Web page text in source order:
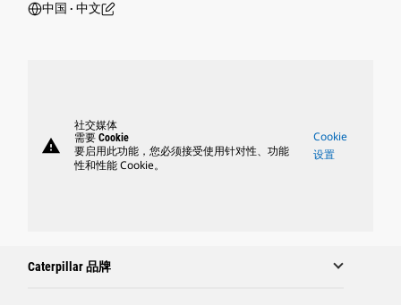
中国 ‧ 中文
warning
社交媒体
需要 Cookie
要启用此功能，您必须接受使用针对性、功能
性和性能 Cookie。
Cookie
设置
Caterpillar 品牌